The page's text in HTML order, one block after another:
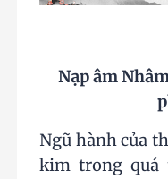
Nạp âm
Ngũ hành của
kim trong